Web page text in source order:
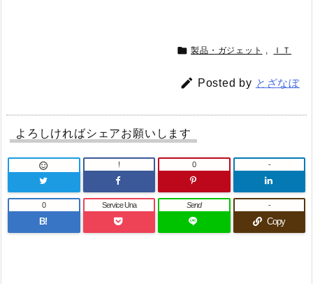
 製品・ガジェット , ＩＴ
 Posted by とざなぼ
よろしければシェアお願いします
 ! 0 -
B!
0 Service Una Send
Copy
-